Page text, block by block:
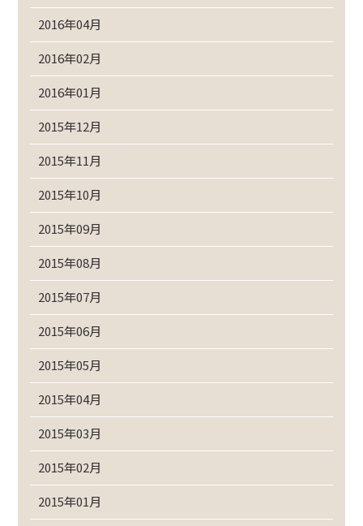
2016年04月
2016年02月
2016年01月
2015年12月
2015年11月
2015年10月
2015年09月
2015年08月
2015年07月
2015年06月
2015年05月
2015年04月
2015年03月
2015年02月
2015年01月